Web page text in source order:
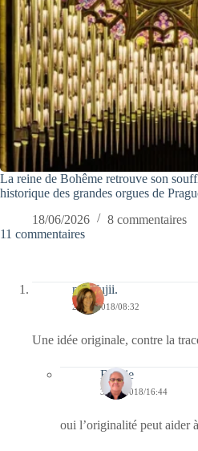
La reine de Bohême retrouve son
historique des grandes orgues de
18/06/2026
8 commentaires
11 commentaires
missfujii.
27/09/2018/08:32
Une idée originale, contre la
Bernie
30/09/2018/16:44
oui l’originalité peut aider